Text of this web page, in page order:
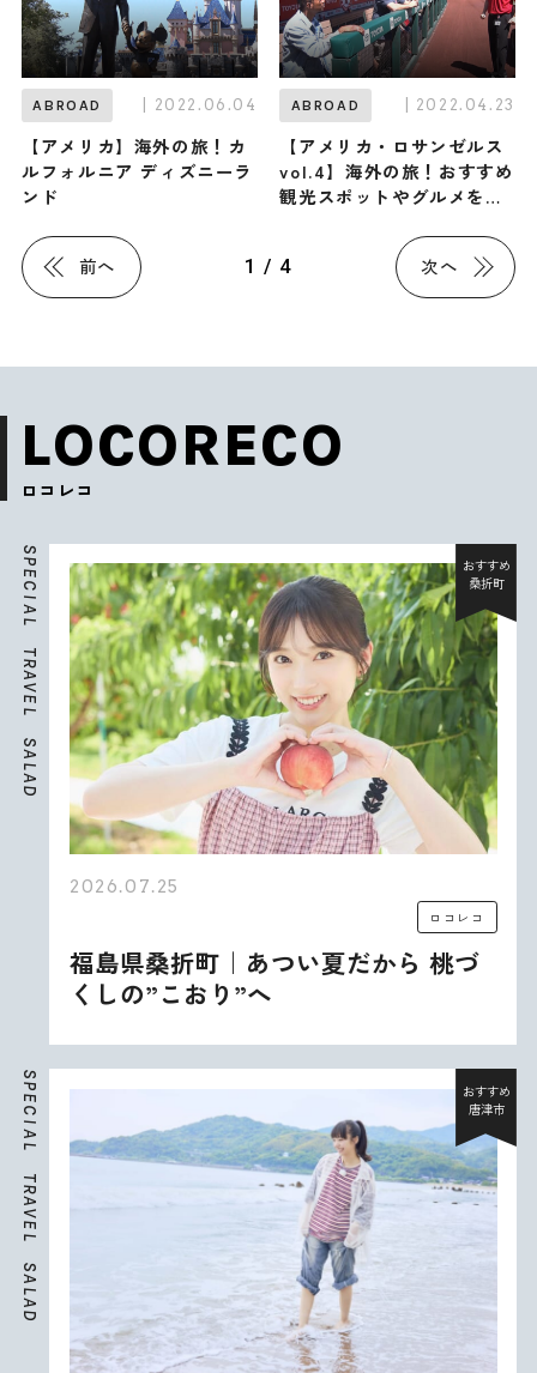
ABROAD | 2022.06.04
【アメリカ】海外の旅！カ
ルフォルニア ディズニーラ
ンド
ABROAD | 2022.04.23
【アメリカ・ロサンゼルス
vol.4】海外の旅！おすすめ
観光スポットやグルメをリ
前へ 1 / 4 次へ
LOCORECO
ロコレコ
S
P
E
C
I
A
L
T
R
A
V
E
L
S
A
L
A
D
おすすめ
桑折町
2026.07.25
ロコレコ
福島県桑折町｜あつい夏だから 桃づ
くしの”こおり”へ
S
P
E
C
I
A
L
T
R
A
V
E
L
S
A
L
A
D
おすすめ
唐津市